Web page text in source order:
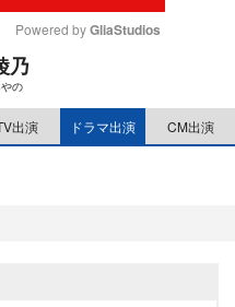
e
Powered by GliaStudios
乃
の
出演 ドラマ出演 CM出演